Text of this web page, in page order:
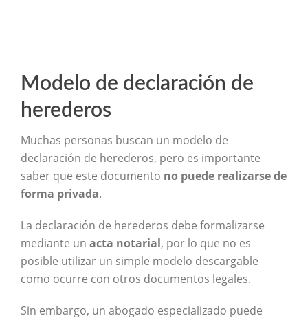
Modelo de declaración de
herederos
Muchas personas buscan un modelo de
declaración de herederos, pero es importante
saber que este documento no puede realizarse de
forma privada.
La declaración de herederos debe formalizarse
mediante un acta notarial, por lo que no es
posible utilizar un simple modelo descargable
como ocurre con otros documentos legales.
Sin embargo, un abogado especializado puede